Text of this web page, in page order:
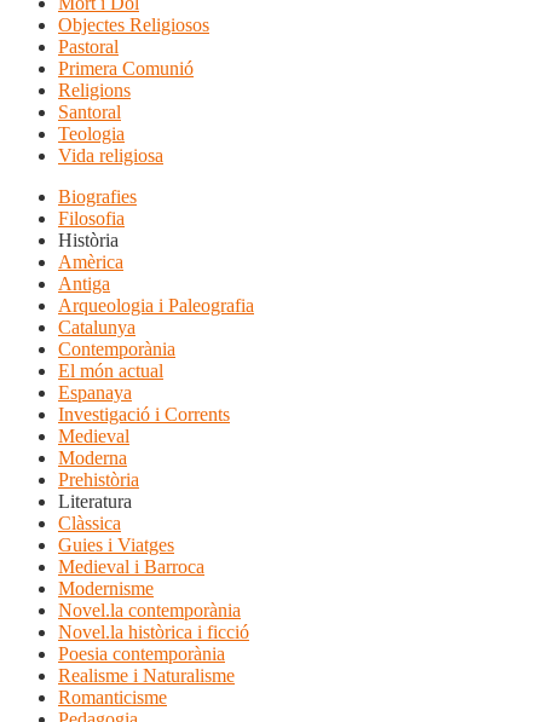
Objectes Religiosos
Pastoral
Primera Comunió
Religions
Santoral
Teologia
Vida religiosa
Biografies
Filosofia
Història
Amèrica
Antiga
Arqueologia i Paleografia
Catalunya
Contemporània
El món actual
Espanaya
Investigació i Corrents
Medieval
Moderna
Prehistòria
Literatura
Clàssica
Guies i Viatges
Medieval i Barroca
Modernisme
Novel.la contemporània
Novel.la històrica i ficció
Poesia contemporània
Realisme i Naturalisme
Romanticisme